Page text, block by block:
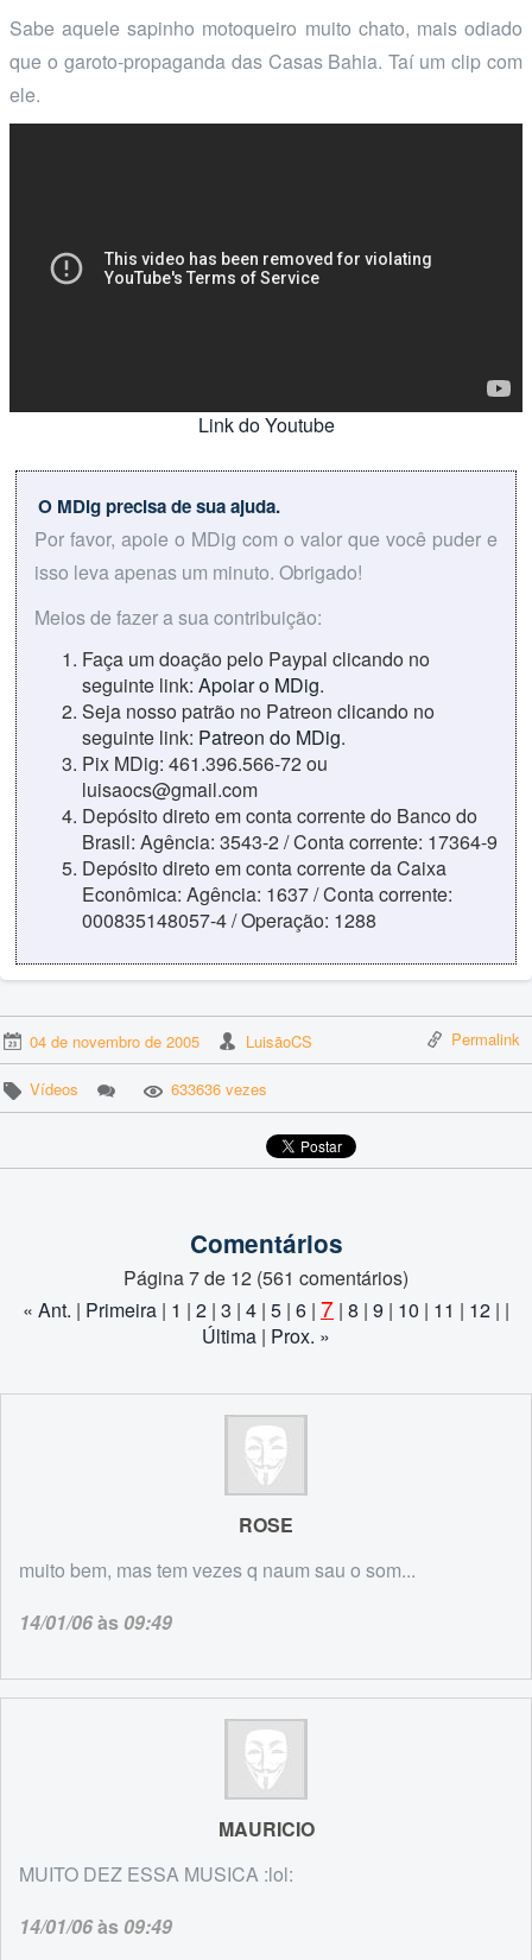
Sabe aquele sapinho motoqueiro muito chato, mais odiado
que o garoto-propaganda das Casas Bahia. Taí um clip com
ele.
Link do Youtube
O MDig precisa de sua ajuda.
Por favor, apoie o MDig com o valor que você puder e
isso leva apenas um minuto. Obrigado!
Meios de fazer a sua contribuição:
Faça um doação pelo Paypal clicando no
seguinte link: Apoiar o MDig.
Seja nosso patrão no Patreon clicando no
seguinte link: Patreon do MDig.
Pix MDig: 461.396.566-72 ou
luisaocs@gmail.com
Depósito direto em conta corrente do Banco do
Brasil: Agência: 3543-2 / Conta corrente: 17364-9
Depósito direto em conta corrente da Caixa
Econômica: Agência: 1637 / Conta corrente:
000835148057-4 / Operação: 1288
04 de novembro de 2005 LuisãoCS Permalink
Vídeos 633636 vezes
Comentários
Página 7 de 12 (561 comentários)
« Ant. | Primeira | 1 | 2 | 3 | 4 | 5 | 6 | 7 | 8 | 9 | 10 | 11 | 12 | |
Última | Prox. »
ROSE
muito bem, mas tem vezes q naum sau o som...
14/01/06às09:49
MAURICIO
MUITO DEZ ESSA MUSICA :lol:
14/01/06às09:49